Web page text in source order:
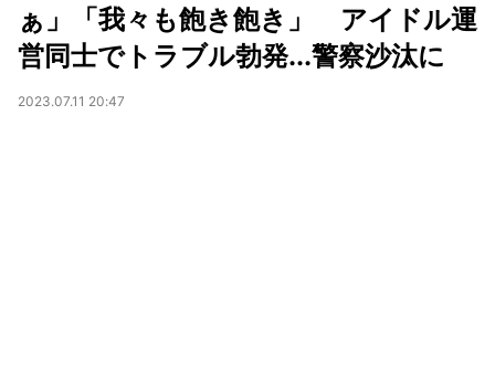
ぁ」「我々も飽き飽き」 アイドル運
営同士でトラブル勃発...警察沙汰に
2023.07.11 20:47